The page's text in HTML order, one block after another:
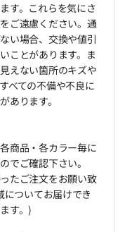
す。これらを気にさ
ご遠慮ください。通
い場合、交換や値引
ことがあります。ま
えない箇所のキズや
べての不備や不良に
あります。
商品・各カラー毎に
でご確認下さい。
たご注文をお願い致
についてお届けでき
す。)